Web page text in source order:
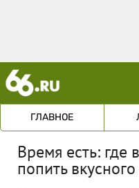
ГЛАВНОЕ
Время есть: где
попить